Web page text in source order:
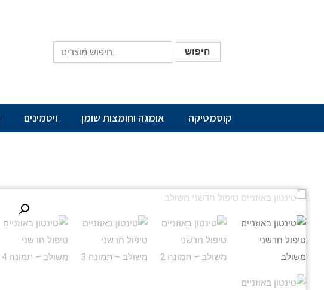
חיפוש
קוסמטיקה אומגה וחומצות שומן ויטמינים